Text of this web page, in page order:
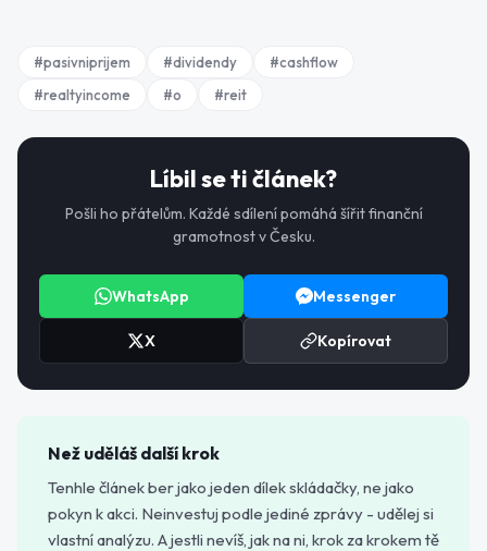
#pasivniprijem #dividendy #cashflow
#realtyincome #o #reit
Líbil se ti článek?
Pošli ho přátelům. Každé sdílení pomáhá šířit finanční
gramotnost v Česku.
WhatsApp Messenger
X Kopírovat
Než uděláš další krok
Tenhle článek ber jako jeden dílek skládačky, ne jako
pokyn k akci. Neinvestuj podle jediné zprávy - udělej si
vlastní analýzu. A jestli nevíš, jak na ni, krok za krokem tě